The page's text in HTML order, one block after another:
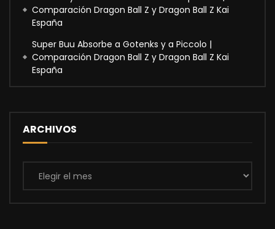
Comparación Dragon Ball Z y Dragon Ball Z Kai
España
Super Buu Absorbe a Gotenks y a Piccolo |
Comparación Dragon Ball Z y Dragon Ball Z Kai
España
ARCHIVOS
Archivos